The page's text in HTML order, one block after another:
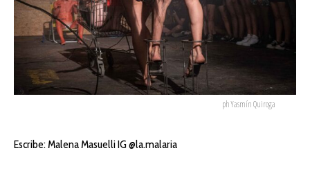
ph Yasmín Quiroga
Escribe:Malena Masuelli IG @la.malaria